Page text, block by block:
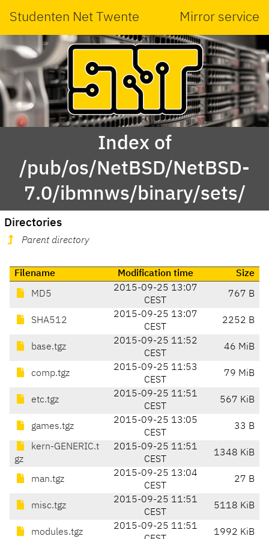
Studenten Net Twente Mirror service
Index of
/pub/os/NetBSD/NetBSD-
7.0/ibmnws/binary/sets/
Directories
Parent directory
Filename Modification time Size
MD5
2015-09-25 13:07
CEST
767 B
SHA512
2015-09-25 13:07
CEST
2252 B
base.tgz
2015-09-25 11:52
CEST
46 MiB
comp.tgz
2015-09-25 11:53
CEST
79 MiB
etc.tgz
2015-09-25 11:51
CEST
567 KiB
games.tgz
2015-09-25 13:05
CEST
33 B
kern-GENERIC.t
gz
2015-09-25 11:51
CEST
1348 KiB
man.tgz
2015-09-25 13:04
CEST
27 B
misc.tgz
2015-09-25 11:51
CEST
5118 KiB
modules.tgz
2015-09-25 11:51
1992 KiB